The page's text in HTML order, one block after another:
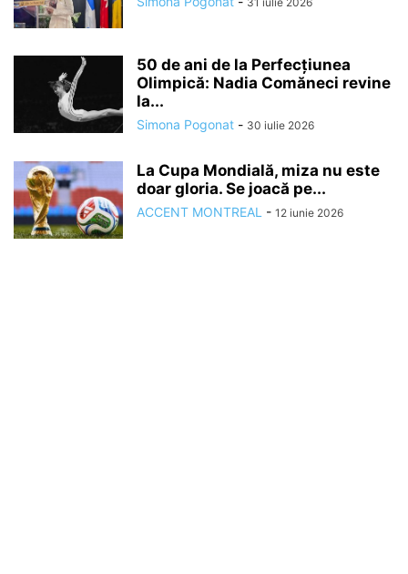
50 de ani de la Perfecțiunea
Olimpică: Nadia Comăneci revine
la...
Simona Pogonat - 30 iulie 2026
La Cupa Mondială, miza nu este
doar gloria. Se joacă pe...
ACCENT MONTREAL - 12 iunie 2026